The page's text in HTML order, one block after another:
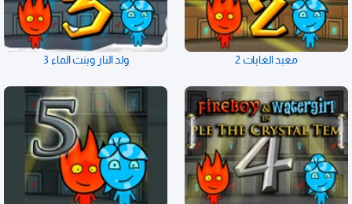
معبد الغابات 2 ولد النار وبنت الماء 3